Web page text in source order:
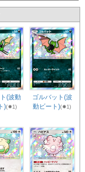
(波動
)(✸1)
ゴルバット(波
動ビート)(✸1)